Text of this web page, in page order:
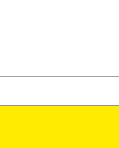
והטבות מיוחדות עבורך